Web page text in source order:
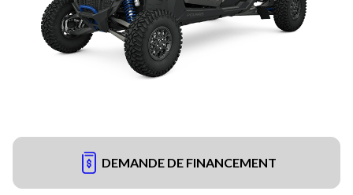
DEMANDE DE FINANCEMENT